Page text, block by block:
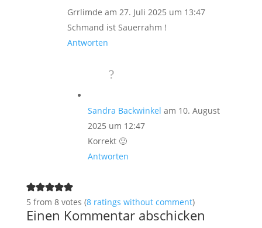
Grrlimde am 27. Juli 2025 um 13:47
Schmand ist Sauerrahm !
Antworten
Sandra Backwinkel am 10. August
2025 um 12:47
Korrekt 🙂
Antworten
5 from 8 votes (8 ratings without comment)
Einen Kommentar abschicken